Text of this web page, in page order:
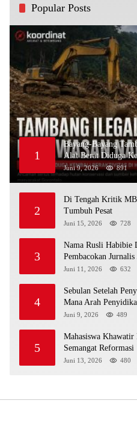
Popular Posts
1
Bayang-Bayang
Alat Berat Diduga
Juni 9, 2026 891
2
Di Tengah Kritik
Tumbuh Pesat
Juni 15, 2026 728
3
Nama Rusli Habibie
Pembacokan
Juni 11, 2026 632
4
Sebulan Setelah
Mana Arah
Juni 9, 2026 489
5
Mahasiswa Khawatir
Semangat Reformasi
Juni 13, 2026 480